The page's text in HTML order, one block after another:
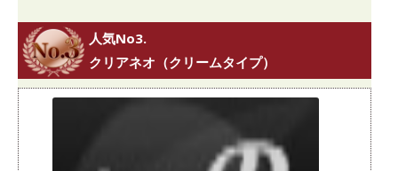
人気No3.
クリアネオ（クリームタイプ）